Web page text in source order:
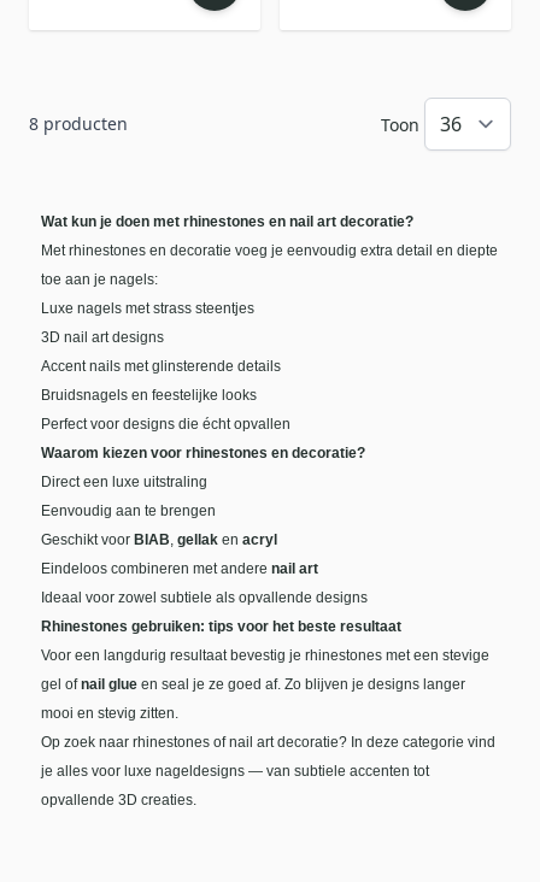
8 producten Toon
Wat kun je doen met rhinestones en nail art decoratie?
Met rhinestones en decoratie voeg je eenvoudig extra detail en diepte
toe aan je nagels:
Luxe nagels met strass steentjes
3D nail art designs
Accent nails met glinsterende details
Bruidsnagels en feestelijke looks
Perfect voor designs die écht opvallen
Waarom kiezen voor rhinestones en decoratie?
Direct een luxe uitstraling
Eenvoudig aan te brengen
Geschikt voor BIAB, gellak en acryl
Eindeloos combineren met andere nail art
Ideaal voor zowel subtiele als opvallende designs
Rhinestones gebruiken: tips voor het beste resultaat
Voor een langdurig resultaat bevestig je rhinestones met een stevige
gel ofnail glue en seal je ze goed af. Zo blijven je designs langer
mooi en stevig zitten.
Op zoek naar rhinestones of nail art decoratie? In deze categorie vind
je alles voor luxe nageldesigns — van subtiele accenten tot
opvallende 3D creaties.